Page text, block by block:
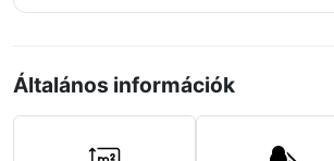
Általános információk